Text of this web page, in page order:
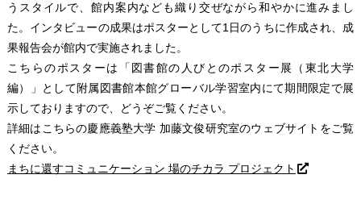
うスタイルで、館内案内なども織り交ぜながら和やかに進みまし
た。インタビューの成果はポスターとして1日のうちに作成され、成
果報告会が館内で実施されました。
こちらのポスターは「図書館の人びとのポスター展（東北大学
編）」として附属図書館本館グローバル学習室内にて期間限定で展
示しておりますので、どうぞご覧ください。
詳細はこちらの慶應義塾大学 加藤文俊研究室のウェブサイトをご覧
ください。
まちに還すコミュニケーション 場のチカラ プロジェクト